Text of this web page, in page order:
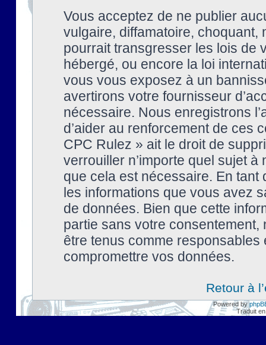
Vous acceptez de ne publier
vulgaire, diffamatoire, choquant,
pourrait transgresser les lois de
hébergé, ou encore la loi
vous vous exposez à un
avertirons votre fournisseur
nécessaire. Nous enregistrons
d’aider au renforcement de ces
CPC Rulez » ait le droit de
verrouiller n’importe quel sujet à
que cela est nécessaire. En tant
les informations que vous avez
de données. Bien que cette
partie sans votre
être tenus comme
compromettre vos données.
Retour à
Powered by
Traduit